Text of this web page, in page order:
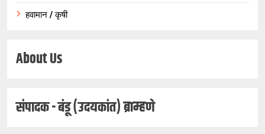
हवामान / कृषी
About Us
संपादक - बंडू (उदयकांत) ब्राम्हणे